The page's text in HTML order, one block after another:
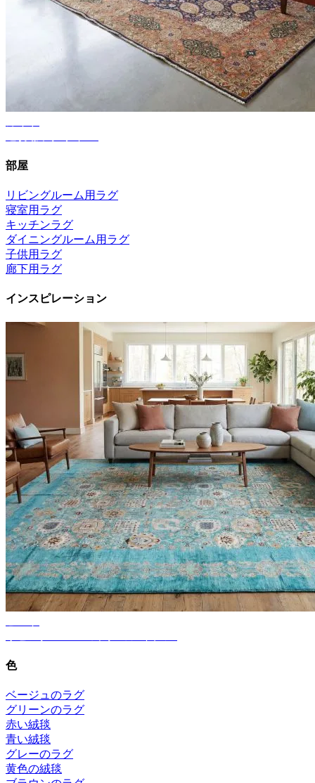
部屋
リビングルーム用ラグ
寝室用ラグ
キッチンラグ
ダイニングルーム用ラグ
子供用ラグ
廊下用ラグ
インスピレーション
色
ベージュのラグ
グリーンのラグ
赤い絨毯
青い絨毯
グレーのラグ
黄色の絨毯